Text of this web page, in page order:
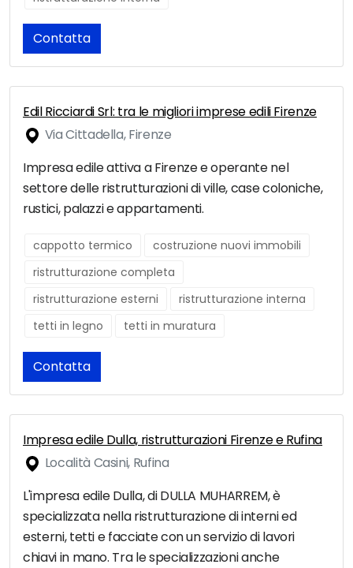
Contatta
Edil Ricciardi Srl: tra le migliori imprese edili Firenze
Via Cittadella, Firenze
Impresa edile attiva a Firenze e operante nel
settore delle ristrutturazioni di ville, case coloniche,
rustici, palazzi e appartamenti.
cappotto termico
costruzione nuovi immobili
ristrutturazione completa
ristrutturazione esterni
ristrutturazione interna
tetti in legno
tetti in muratura
Contatta
Impresa edile Dulla, ristrutturazioni Firenze e Rufina
Località Casini, Rufina
L'impresa edile Dulla, di DULLA MUHARREM, è
specializzata nella ristrutturazione di interni ed
esterni, tetti e facciate con un servizio di lavori
chiavi in mano. Tra le specializzazioni anche